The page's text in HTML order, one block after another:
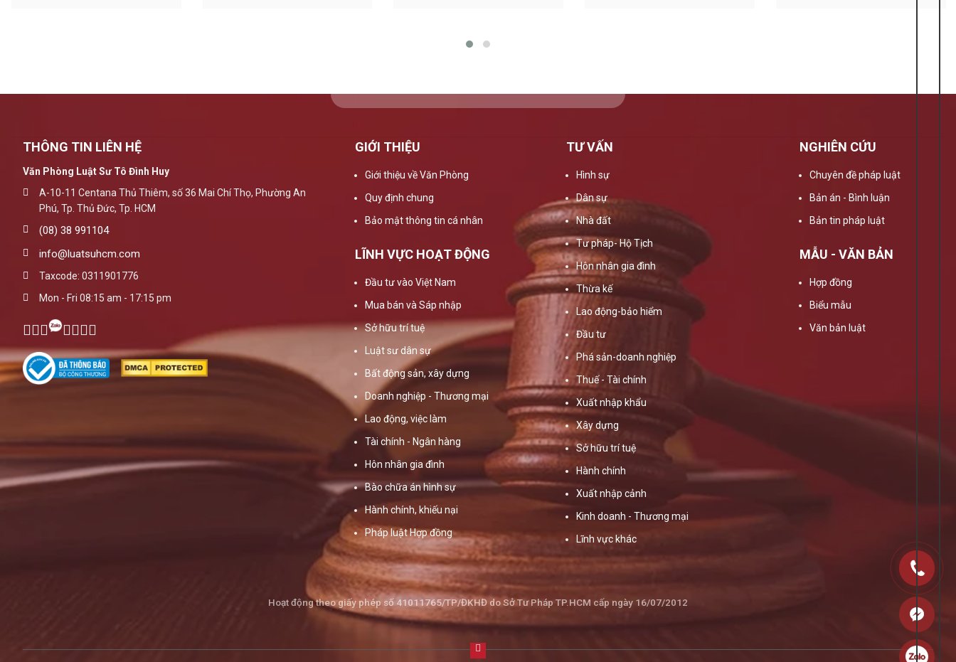
THÔNG TIN LIÊN HỆ
Văn Phòng Luật Sư Tô Đình Huy
A-10-11 Centana Thủ Thiêm, số 36 Mai Chí Thọ, Phường An
Phú, Tp. Thủ Đức, Tp. HCM
(08) 38 991104
info@luatsuhcm.com
Taxcode: 0311901776
Mon - Fri 08:15 am - 17:15 pm
GIỚI THIỆU
Giới thiệu về Văn Phòng
Quy định chung
Bảo mật thông tin cá nhân
LĨNH VỰC HOẠT ĐỘNG
Đầu tư vào Việt Nam
Mua bán và Sáp nhập
Sở hữu trí tuệ
Luật sư dân sự
Bất động sản, xây dựng
Doanh nghiệp - Thương mại
Lao động, việc làm
Tài chính - Ngân hàng
Hôn nhân gia đình
Bào chữa án hình sự
Hành chính, khiếu nại
Pháp luật Hợp đồng
TƯ VẤN
Hình sự
Dân sự
Nhà đất
Tư pháp- Hộ Tịch
Hôn nhân gia đình
Thừa kế
Lao động-bảo hiểm
Đầu tư
Phá sản-doanh nghiệp
Thuế - Tài chính
Xuất nhập khẩu
Xây dựng
Sở hữu trí tuệ
Hành chính
Xuất nhập cảnh
Kinh doanh - Thương mại
Lĩnh vực khác
NGHIÊN CỨU
Chuyên đề pháp luật
Bản án - Bình luận
Bản tin pháp luật
MẪU - VĂN BẢN
Hợp đồng
Biểu mẫu
Văn bản luật
Hoạt động theo giấy phép số 41011765/TP/ĐKHĐ do Sở Tư Pháp TP.HCM cấp ngày 16/07/2012